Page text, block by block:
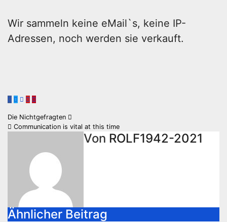
Wir sammeln keine eMail`s, keine IP-
Adressen, noch werden sie verkauft.
Beitragsnavigation
Die Nichtgefragten
Communication is vital at this time
Von ROLF1942-2021
Ähnlicher Beitrag